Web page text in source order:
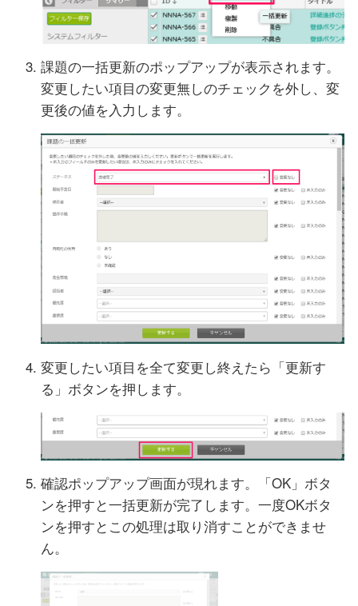
課題の一括更新のポップアップが表示されます。
変更したい項目の変更無しのチェックを外し、変
更後の値を入力します。
変更したい項目を全て変更し終えたら「更新す
る」ボタンを押します。
確認ポップアップ画面が現れます。「OK」ボタ
ンを押すと一括更新が完了します。一度OKボタ
ンを押すとこの処理は取り消すことができませ
ん。